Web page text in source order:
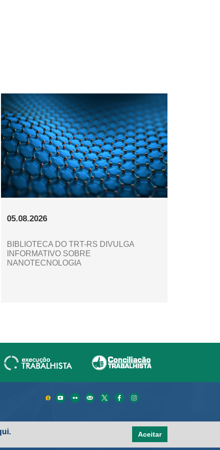
05.08.2026
BIBLIOTECA DO TRT-RS DIVULGA
INFORMATIVO SOBRE
NANOTECNOLOGIA
Aceitar